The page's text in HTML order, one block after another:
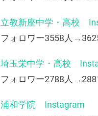
立教新座中学・高校
フォロワー3558人
埼玉栄中学・高校
フォロワー2788人
浦和学院 Instagram